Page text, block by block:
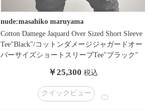
nude:masahiko maruyama
Cotton Damege Jaquard Over Sized Short Sleeve
Tee"Black"/コットンダメージジャガードオー
バーサイズショートスリーブTee"ブラック"
￥25,300 税込
クイックビュー